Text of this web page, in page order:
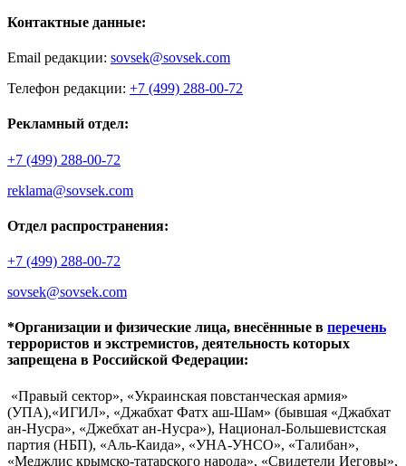
Контактные данные:
Email редакции: sovsek@sovsek.com
Телефон редакции: +7 (499) 288-00-72
Рекламный отдел:
+7 (499) 288-00-72
reklama@sovsek.com
Отдел распространения:
+7 (499) 288-00-72
sovsek@sovsek.com
*Организации и физические лица, внесённные в перечень
террористов и экстремистов, деятельность которых
запрещена в Российской Федерации:
«Правый сектор», «Украинская повстанческая армия»
(УПА),«ИГИЛ», «Джабхат Фатх аш-Шам» (бывшая «Джабхат
ан-Нусра», «Джебхат ан-Нусра»), Национал-Большевистская
партия (НБП), «Аль-Каида», «УНА-УНСО», «Талибан»,
«Меджлис крымско-татарского народа», «Свидетели Иеговы»,